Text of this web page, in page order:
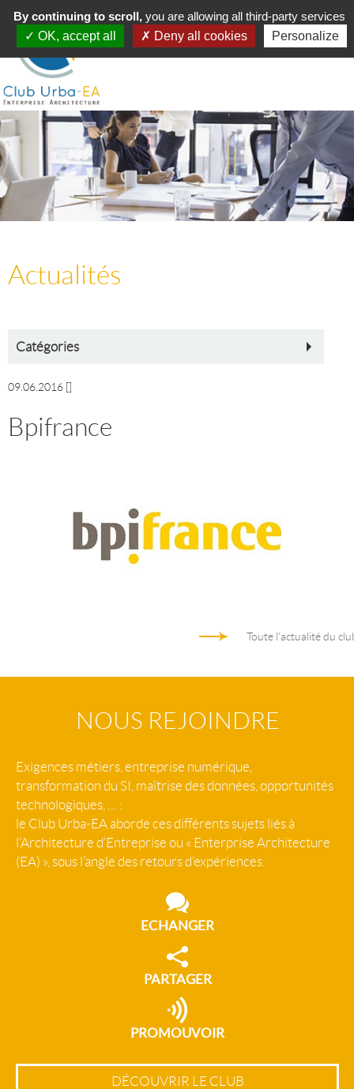
Toggle
navigation
MENU
Actualités
Catégories
09.06.2016
Bpifrance
Toute l'actualité du
NOUS REJOINDRE
Exigences métiers, entreprise numérique,
transformation du SI, maîtrise des données, opportunités
technologiques, … :
le Club Urba-EA aborde ces différents sujets liés à
l’Architecture d’Entreprise ou « Enterprise Architecture
(EA) », sous l’angle des retours d’expériences.
ECHANGER
PARTAGER
PROMOUVOIR
DÉCOUVRIR LE CLUB
By continuing to scroll,you are allowing all third-party services
OK, accept all
Deny all cookies Personalize